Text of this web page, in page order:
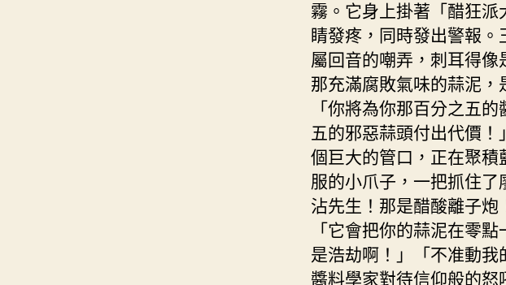
霧。它身上掛著「醋狂
睛發疼，同時發出警報
屬回音的嘲弄，刺耳得像
那充滿腐敗氣味的蒜泥，
「你將為你那百分之五
五的邪惡蒜頭付出代價
個巨大的管口，正在聚
服的小爪子，一把抓住
沾先生！那是醋酸離子炮
「它會把你的蒜泥在零
是浩劫啊！」「不准動我
醬料學家對待信仰般的